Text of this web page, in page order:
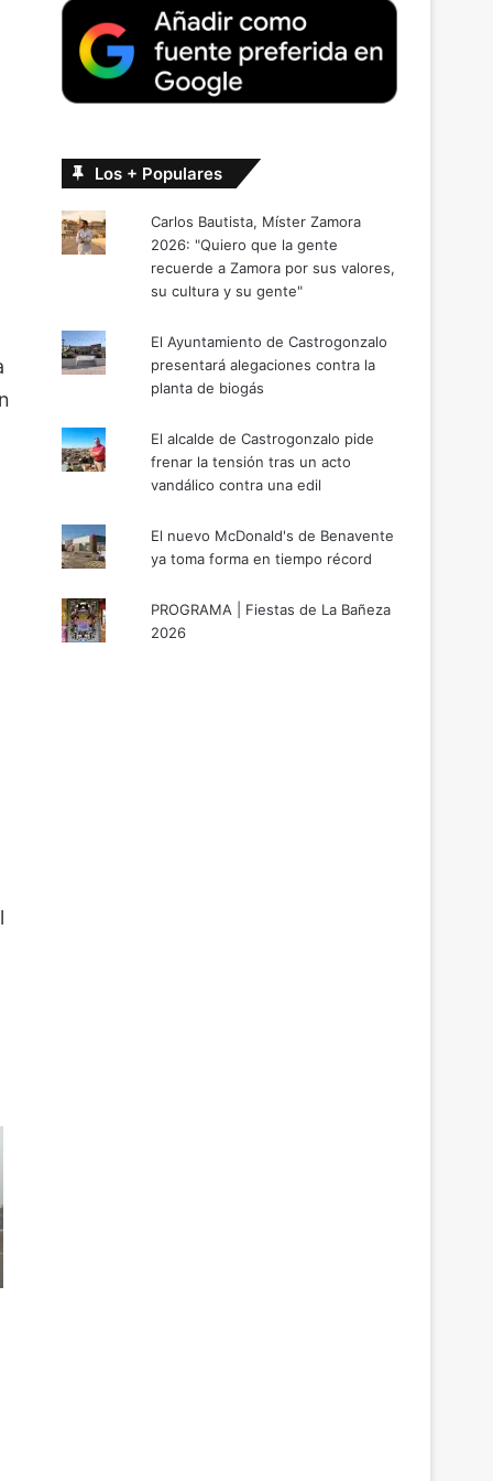
Los + Populares
Carlos Bautista, Míster Zamora
2026: "Quiero que la gente
recuerde a Zamora por sus valores,
su cultura y su gente"
El Ayuntamiento de Castrogonzalo
presentará alegaciones contra la
planta de biogás
El alcalde de Castrogonzalo pide
frenar la tensión tras un acto
vandálico contra una edil
El nuevo McDonald's de Benavente
ya toma forma en tiempo récord
PROGRAMA | Fiestas de La Bañeza
2026